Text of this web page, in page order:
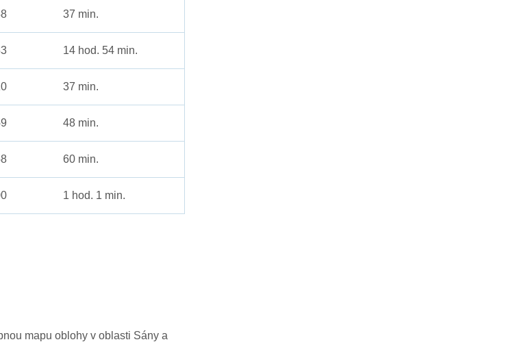
37 min.
14 hod. 54 min.
37 min.
48 min.
60 min.
1 hod. 1 min.
mapu oblohy v oblasti Sány a